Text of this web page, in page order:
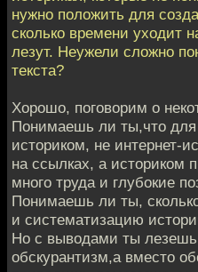
нужно положить для
сколько времени уходит
лезут. Неужели сложно
текста?
Хорошо, поговорим о
Понимаешь ли ты,что для
историком, не интернет-
на ссылках, а историком
много труда и глубокие
Понимаешь ли ты,
и систематизацию
Но с выводами ты
обскурантизм,а вместо